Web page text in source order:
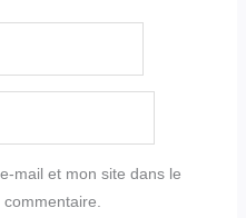
mail et mon site dans le